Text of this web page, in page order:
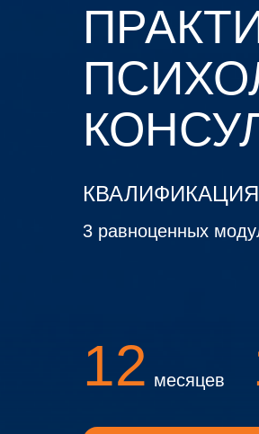
3 равноценных
12 месяцев